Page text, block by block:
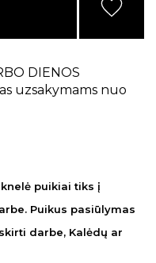
DIENOS
uzsakymams nuo
puikiai tiks į
Puikus pasiūlymas
darbe, Kalėdų ar